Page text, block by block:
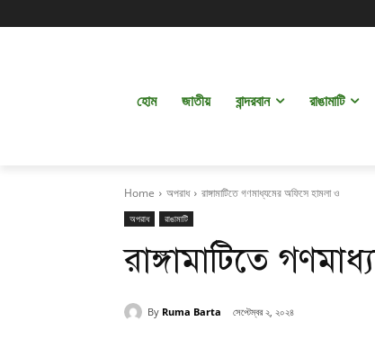
হোম জাতীয় বান্দরবান রাঙামাটি
Home অপরাধ রাঙ্গামাটিতে গণমাধ্যমের অফিসে হামলা ও
অপরাধ রাঙামাটি
রাঙ্গামাটিতে
By Ruma Barta সেপ্টেম্বর ২, ২০২৪